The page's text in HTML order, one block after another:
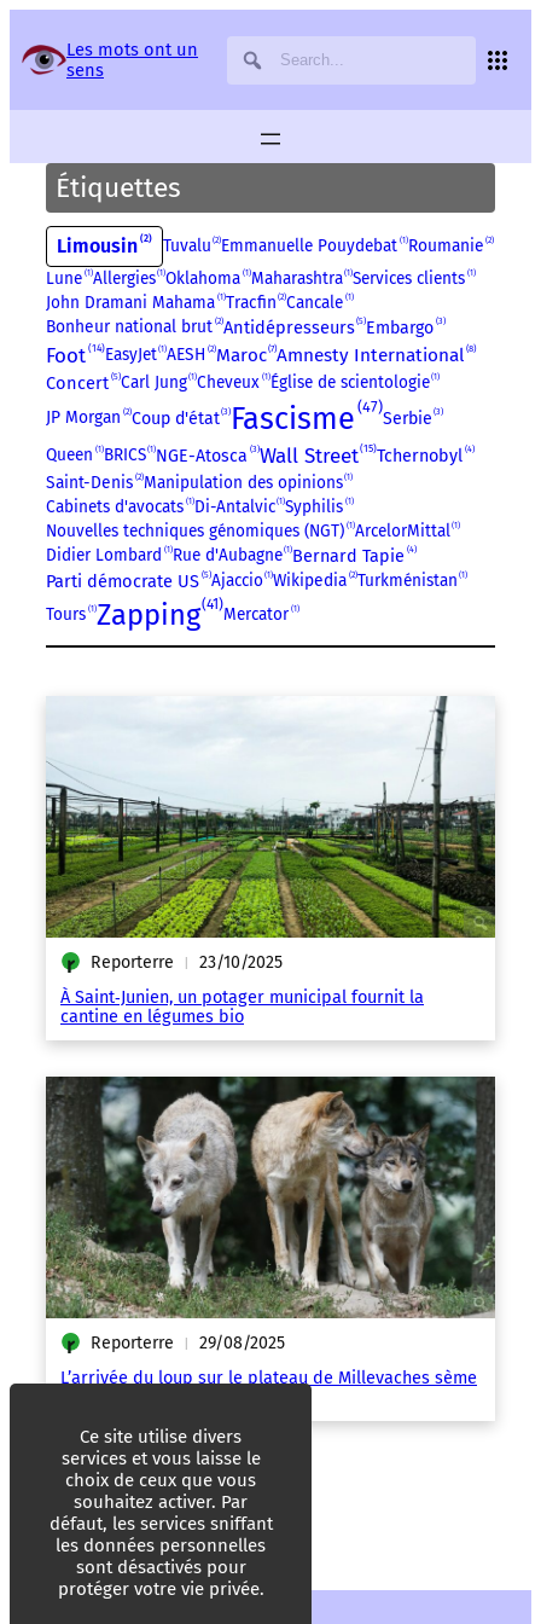
Les mots ont un
sens
Étiquettes
Limousin 2 Tuvalu 2 Emmanuelle Pouydebat 1 Roumanie 2
Lune 1 Allergies 1 Oklahoma 1 Maharashtra 1 Services clients 1
John Dramani Mahama 1 Tracfin 2 Cancale 1
Bonheur national brut 2 Antidépresseurs 5 Embargo 3
Foot 14 EasyJet 1 AESH 2 Maroc 7 Amnesty International 8
Concert 5 Carl Jung 1 Cheveux 1 Église de scientologie 1
JP Morgan 2 Coup d'état 3 Fascisme 47
Serbie 3
Queen 1 BRICS 1 NGE-Atosca 3 Wall Street 15 Tchernobyl 4
Saint-Denis 2 Manipulation des opinions 1
Cabinets d'avocats 1 Di-Antalvic 1 Syphilis 1
Nouvelles techniques génomiques (NGT) 1 ArcelorMittal 1
Didier Lombard 1 Rue d'Aubagne 1 Bernard Tapie 4
Parti démocrate US 5 Ajaccio 1 Wikipedia 2 Turkménistan 1
Tours 1 Zapping 41
Mercator 1
Reporterre | 23/10/2025
À Saint‑Junien, un potager municipal fournit la
cantine en légumes bio
Reporterre | 29/08/2025
L’arrivée du loup sur le plateau de Millevaches sème
Panneau de gestion des services
Ce site utilise divers
services et vous laisse le
choix de ceux que vous
souhaitez activer. Par
défaut, les services sniffant
les données personnelles
sont désactivés pour
protéger votre vie privée.